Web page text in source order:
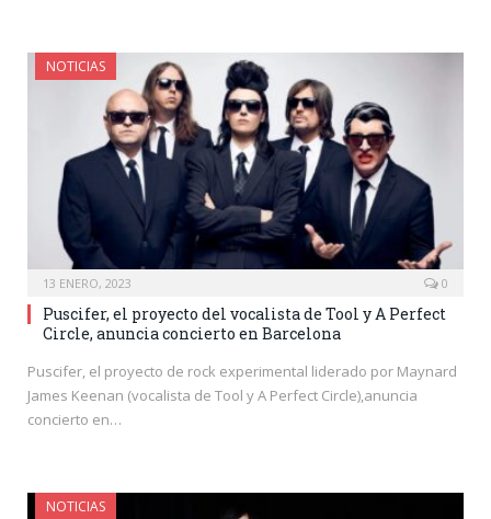
NOTICIAS
13 ENERO, 2023 0
Puscifer, el proyecto del vocalista de Tool y A Perfect
Circle, anuncia concierto en Barcelona
Puscifer, el proyecto de rock experimental liderado por Maynard
James Keenan (vocalista de Tool y A Perfect Circle),anuncia
concierto en…
NOTICIAS